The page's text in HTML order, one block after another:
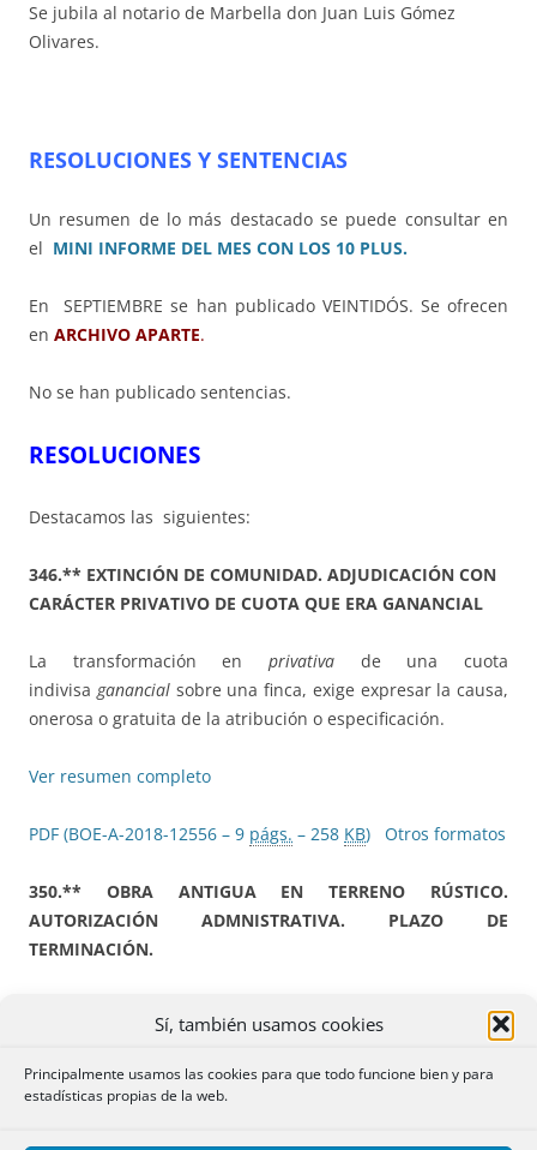
Sí, también usamos cookies
Principalmente usamos las cookies para que todo funcione bien y para
estadísticas propias de la web.
Se jubila al notario de Marbella don Juan Luis Gómez
Olivares.
RESOLUCIONES Y SENTENCIAS
Un resumen de lo más destacado se puede consultar en
el MINI INFORME DEL MES CON LOS 10 PLUS.
En SEPTIEMBRE se han publicado VEINTIDÓS. Se ofrecen
en ARCHIVO APARTE.
No se han publicado sentencias.
RESOLUCIONES
Destacamos las siguientes:
346.** EXTINCIÓN DE COMUNIDAD. ADJUDICACIÓN CON
CARÁCTER PRIVATIVO DE CUOTA QUE ERA GANANCIAL
La transformación en privativa de una cuota
indivisa ganancialsobre una finca, exige expresar la causa,
onerosa o gratuita de la atribución o especificación.
Ver resumen completo
PDF (BOE-A-2018-12556 – 9 págs. – 258 KB) Otros formatos
350.** OBRA ANTIGUA EN TERRENO RÚSTICO.
AUTORIZACIÓN ADMNISTRATIVA. PLAZO DE
TERMINACIÓN.
Entre los requisitos exigidos para inscribir una obra nueva
antigua no se encuentra el de aportar una prueba
documental que certifique por parte del Ayuntamiento la
efectiva prescripción de la acción de restablecimiento de la